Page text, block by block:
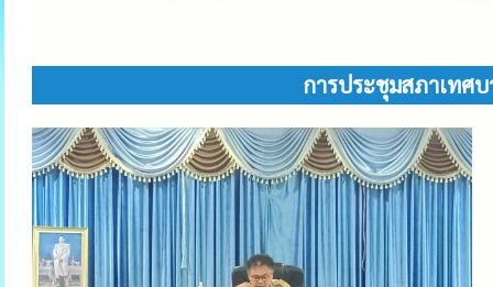
การประชุมสภาเทศ